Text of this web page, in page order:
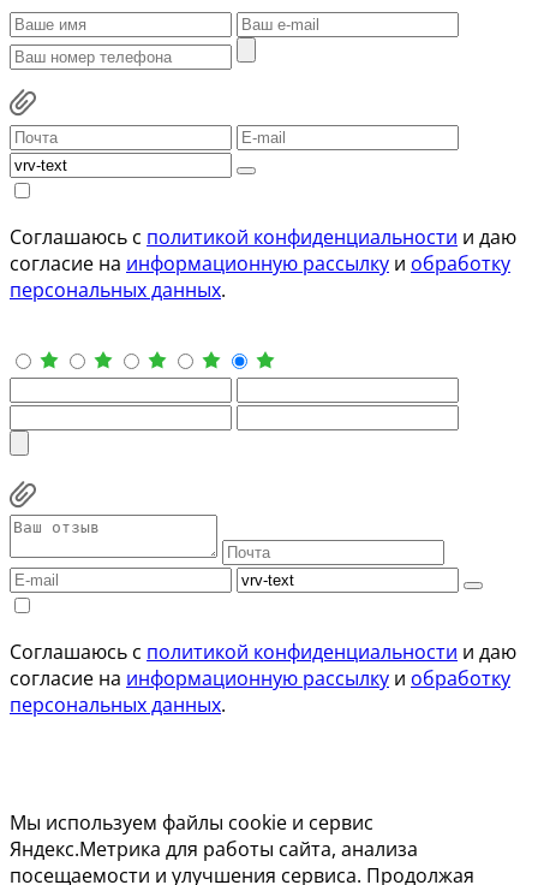
Соглашаюсь с политикой конфиденциальности и даю
согласие на информационную рассылку и обработку
персональных данных.
Соглашаюсь с политикой конфиденциальности и даю
согласие на информационную рассылку и обработку
персональных данных.
Мы используем файлы cookie и сервис
Яндекс.Метрика для работы сайта, анализа
посещаемости и улучшения сервиса. Продолжая